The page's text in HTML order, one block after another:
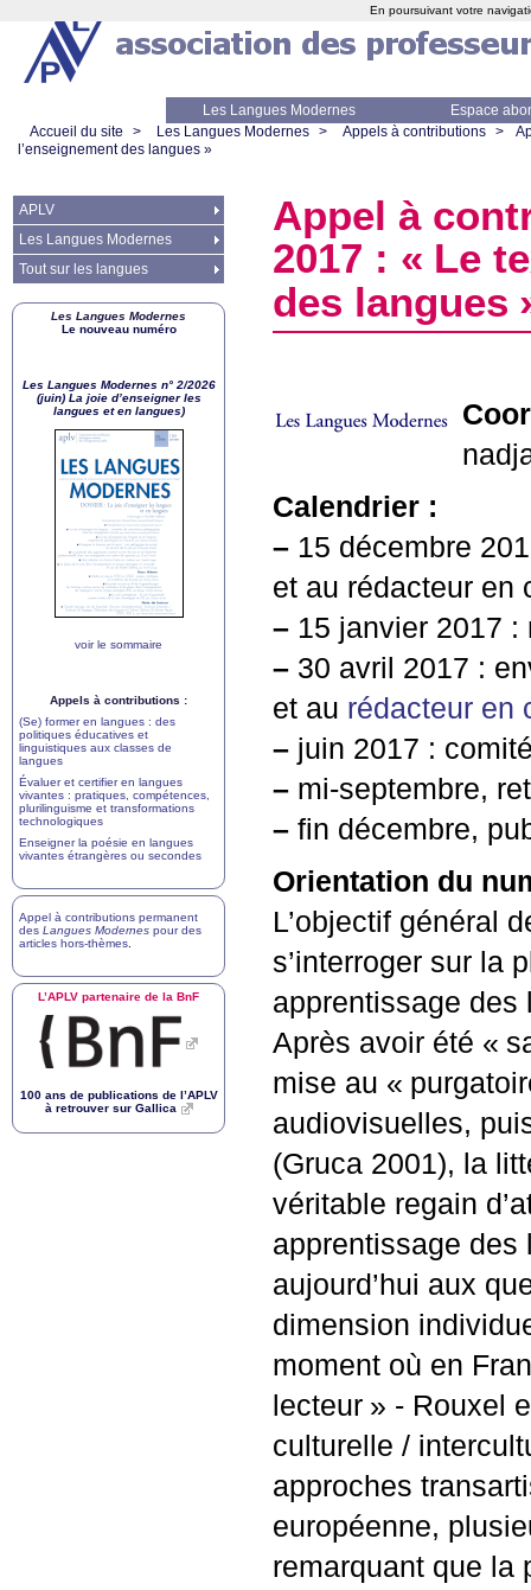
Les Langues Modernes
Espace
Accueil du site
> Les Langues Modernes > Appels à contributions >
l’enseignement des langues »
Appel à
2017 : « Le
des langues
Calendrier :
– 15 décembre
et au rédacteur en
– 15 janvier 2017
– 30 avril 2017 :
et au rédacteur en
– juin 2017 :
– mi-septembre,
– fin décembre,
Orientation du
L’objectif général
s’interroger sur la
apprentissage des
Après avoir été «
mise au «
audiovisuelles,
(Gruca 2001), la
véritable regain
apprentissage des
aujourd’hui aux
dimension
moment où en
lecteur » - Rouxel
culturelle /
approches
européenne,
remarquant que la
APLV
Les Langues Modernes
Tout sur les langues
Les Langues Modernes
Le nouveau numéro
Les Langues Modernes n° 2/2026
(juin) La joie d’enseigner les
langues et en langues)
voir le sommaire
Appels à contributions :
(Se) former en langues : des
politiques éducatives et
linguistiques aux classes de
langues
Évaluer et certifier en langues
vivantes : pratiques, compétences,
plurilinguisme et transformations
technologiques
Enseigner la poésie en langues
vivantes étrangères ou secondes
Appel à contributions permanent
des Langues Modernes pour des
articles hors-thèmes
L’APLV partenaire de la BnF
100 ans de publications de l’APLV
à retrouver sur Gallica
En poursuivant votre